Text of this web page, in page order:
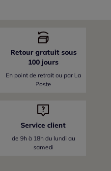
Retour gratuit sous
100 jours
En point de retrait ou par La
Poste
Service client
de 9h à 18h du lundi au
samedi